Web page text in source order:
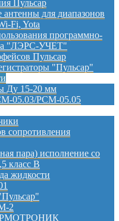
Пульсар
для диапазонов
Fi, Yota
программно-
"ЛЭРС-УЧЕТ"
Пульсар
"Пульсар"
Ду 15-20 мм
05.03/РСМ-05.05
сопротивления
пара) исполнение со
класс B
жидкости
2